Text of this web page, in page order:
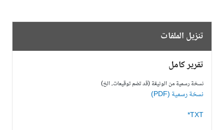
تنزيل الملفات
تقرير كامل
نسخة رسمية من الوثيقة (قد تضم توقيعات، الخ)
نسخة رسمية (PDF)
TXT*